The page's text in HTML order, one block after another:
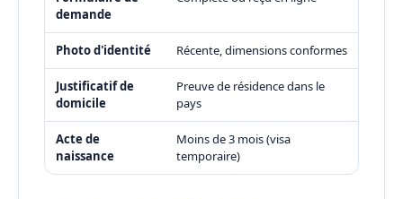
demande
Photo d'identité Récente, dimensions conformes
Justificatif de
domicile
Preuve de résidence dans le
pays
Acte de
naissance
Moins de 3 mois (visa
temporaire)